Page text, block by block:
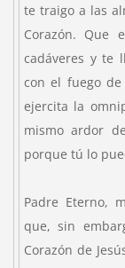
te traigo a las
Corazón. Que
cadáveres y te
con el fuego de
ejercita la
mismo ardor
porque tú lo
Padre Eterno,
que, sin
Corazón de